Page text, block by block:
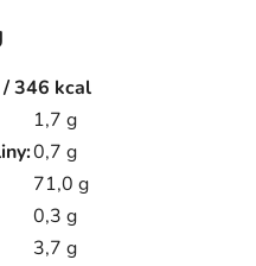
/ 346 kcal
1,7 g
0,7 g
71,0 g
0,3 g
3,7 g